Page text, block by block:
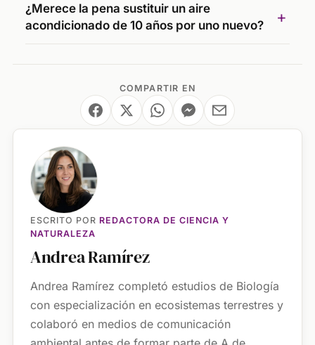
¿Merece la pena sustituir un aire
acondicionado de 10 años por uno nuevo?
COMPARTIR EN
ESCRITO POR REDACTORA DE CIENCIA Y
NATURALEZA
Andrea Ramírez
Andrea Ramírez completó estudios de Biología
con especialización en ecosistemas terrestres y
colaboró en medios de comunicación